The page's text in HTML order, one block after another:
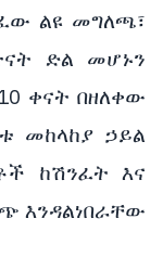
ልዩ መግለጫ፣
ድል መሆኑን
ቀናት በዘለቀው
መከላከያ ኃይል
ከሽንፈት እና
እንዳልነበራቸው